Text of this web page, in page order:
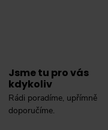
Jsme tu pro vás
kdykoliv
Rádi poradíme, upřímně
doporučíme.